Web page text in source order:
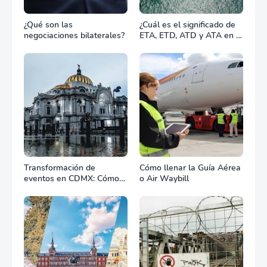
¿Qué son las
negociaciones bilaterales?
¿Cuál es el significado de
ETA, ETD, ATD y ATA en el
Transformación de
eventos en CDMX: Cómo
equipos define el éxito de
tu celebración
Cómo llenar la Guía Aérea
o Air Waybill